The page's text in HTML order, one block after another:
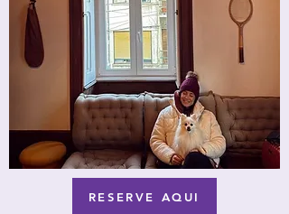
RESERVE AQUI